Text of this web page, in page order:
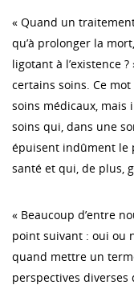
« Quand un
qu’à prolonger la
ligotant à l’existence
certains soins. Ce
soins médicaux,
soins qui, dans une
épuisent indûment le
santé et qui, de plus,
« Beaucoup d’entre
point suivant : oui ou
quand mettre un
perspectives diverses